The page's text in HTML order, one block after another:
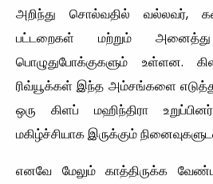
அறிந்து சொல்வதில் வல்லவர்,
பட்டறைகள் மற்றும்
பொழுதுபோக்குகளும் உள்ளன.
ரிவ்யூக்கள் இந்த அம்சங்களை
ஒரு கிளப் மஹிந்திரா
மகிழ்ச்சியாக இருக்கும்
எனவே மேலும் காத்திருக்க